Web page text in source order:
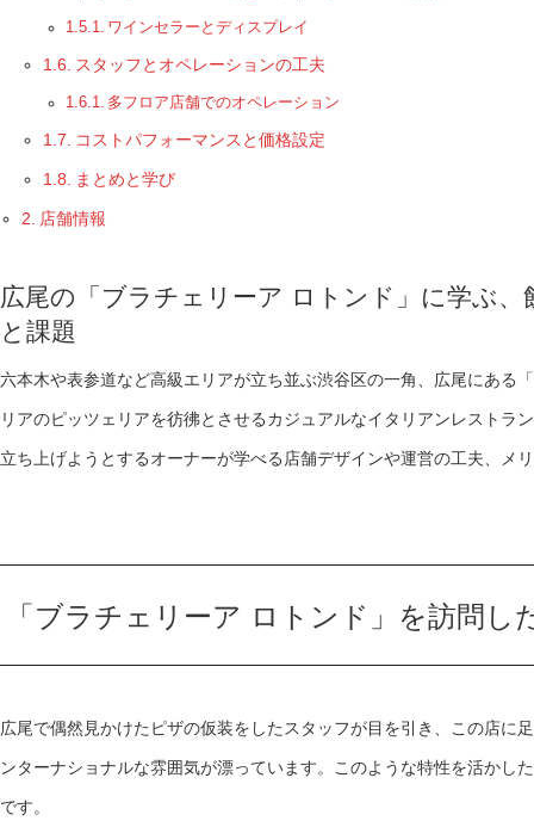
ワインセラーとディスプレイ
スタッフとオペレーションの工夫
多フロア店舗でのオペレーション
コストパフォーマンスと価格設定
まとめと学び
店舗情報
広尾の「ブラチェリーア ロトンド」に学ぶ
と課題
六本木や表参道など高級エリアが立ち並ぶ渋谷区の一角、広尾にある
リアのピッツェリアを彷彿とさせるカジュアルなイタリアンレストラ
立ち上げようとするオーナーが学べる店舗デザインや運営の工夫、メ
「ブラチェリーア ロトンド」を訪問し
広尾で偶然見かけたピザの仮装をしたスタッフが目を引き、この店に
ンターナショナルな雰囲気が漂っています。このような特性を活かし
です。